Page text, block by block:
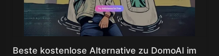
Beste kostenlose Alternative zu DomoAI im